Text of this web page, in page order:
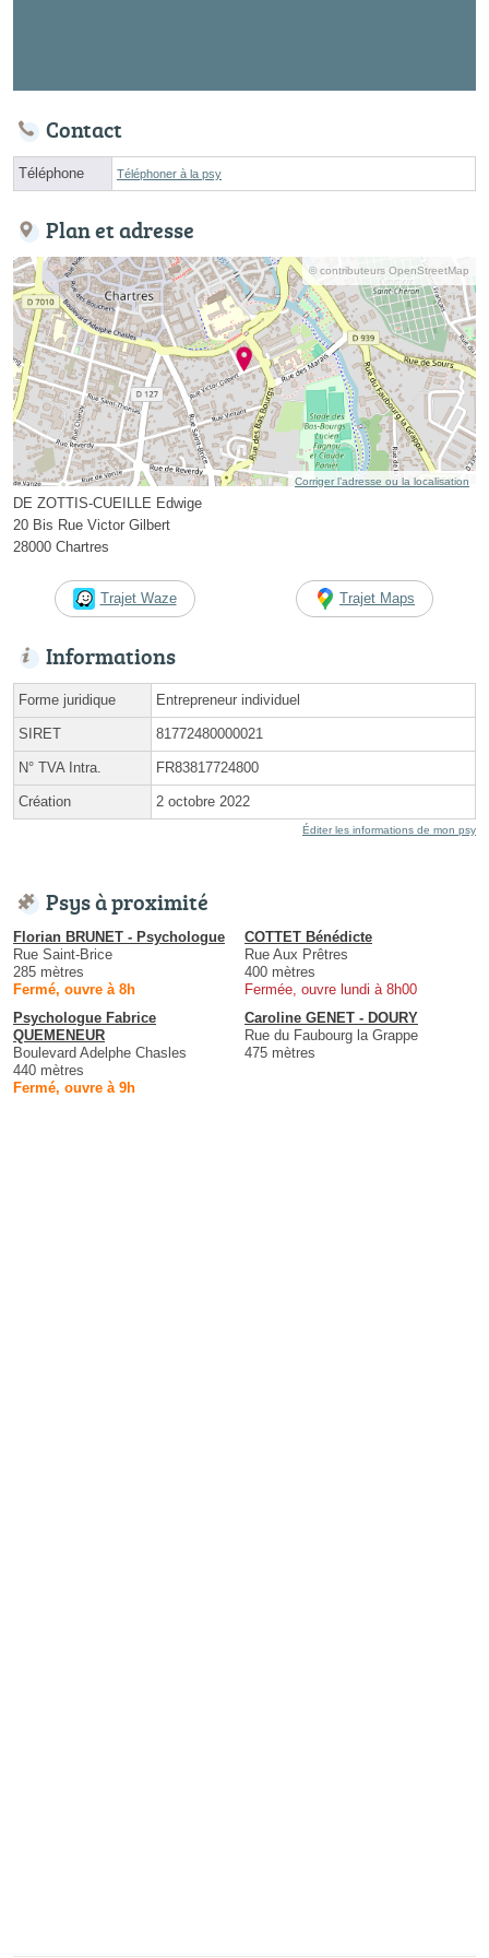
Contact
Téléphone Téléphoner à la psy
Plan et adresse
© contributeurs OpenStreetMap
Corriger l’adresse ou la localisation
DE ZOTTIS-CUEILLE Edwige
20 Bis Rue Victor Gilbert
28000 Chartres
Trajet Waze Trajet Maps
Informations
Forme juridique Entrepreneur individuel
SIRET 81772480000021
N° TVA Intra. FR83817724800
Création 2 octobre 2022
Éditer les informations de mon psy
Psys à proximité
Florian BRUNET - Psychologue
Rue Saint-Brice
285 mètres
Fermé, ouvre à 8h
COTTET Bénédicte
Rue Aux Prêtres
400 mètres
Fermée, ouvre lundi à 8h00
Psychologue Fabrice
QUEMENEUR
Boulevard Adelphe Chasles
440 mètres
Fermé, ouvre à 9h
Caroline GENET - DOURY
Rue du Faubourg la Grappe
475 mètres